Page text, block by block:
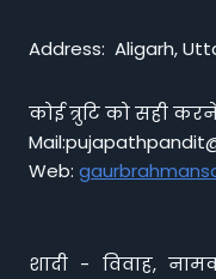
Address: Aligarh,
कोई त्रुटि को सही
Web:
शादी - विवाह,